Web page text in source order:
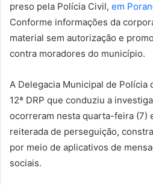
preso pela Polícia Civil, em
Conforme informações da
material sem autorização e
contra moradores do município.
A Delegacia Municipal de Polícia
12ª DRP que conduziu a
ocorreram nesta quarta-feira (7)
reiterada de perseguição,
por meio de aplicativos de
sociais.